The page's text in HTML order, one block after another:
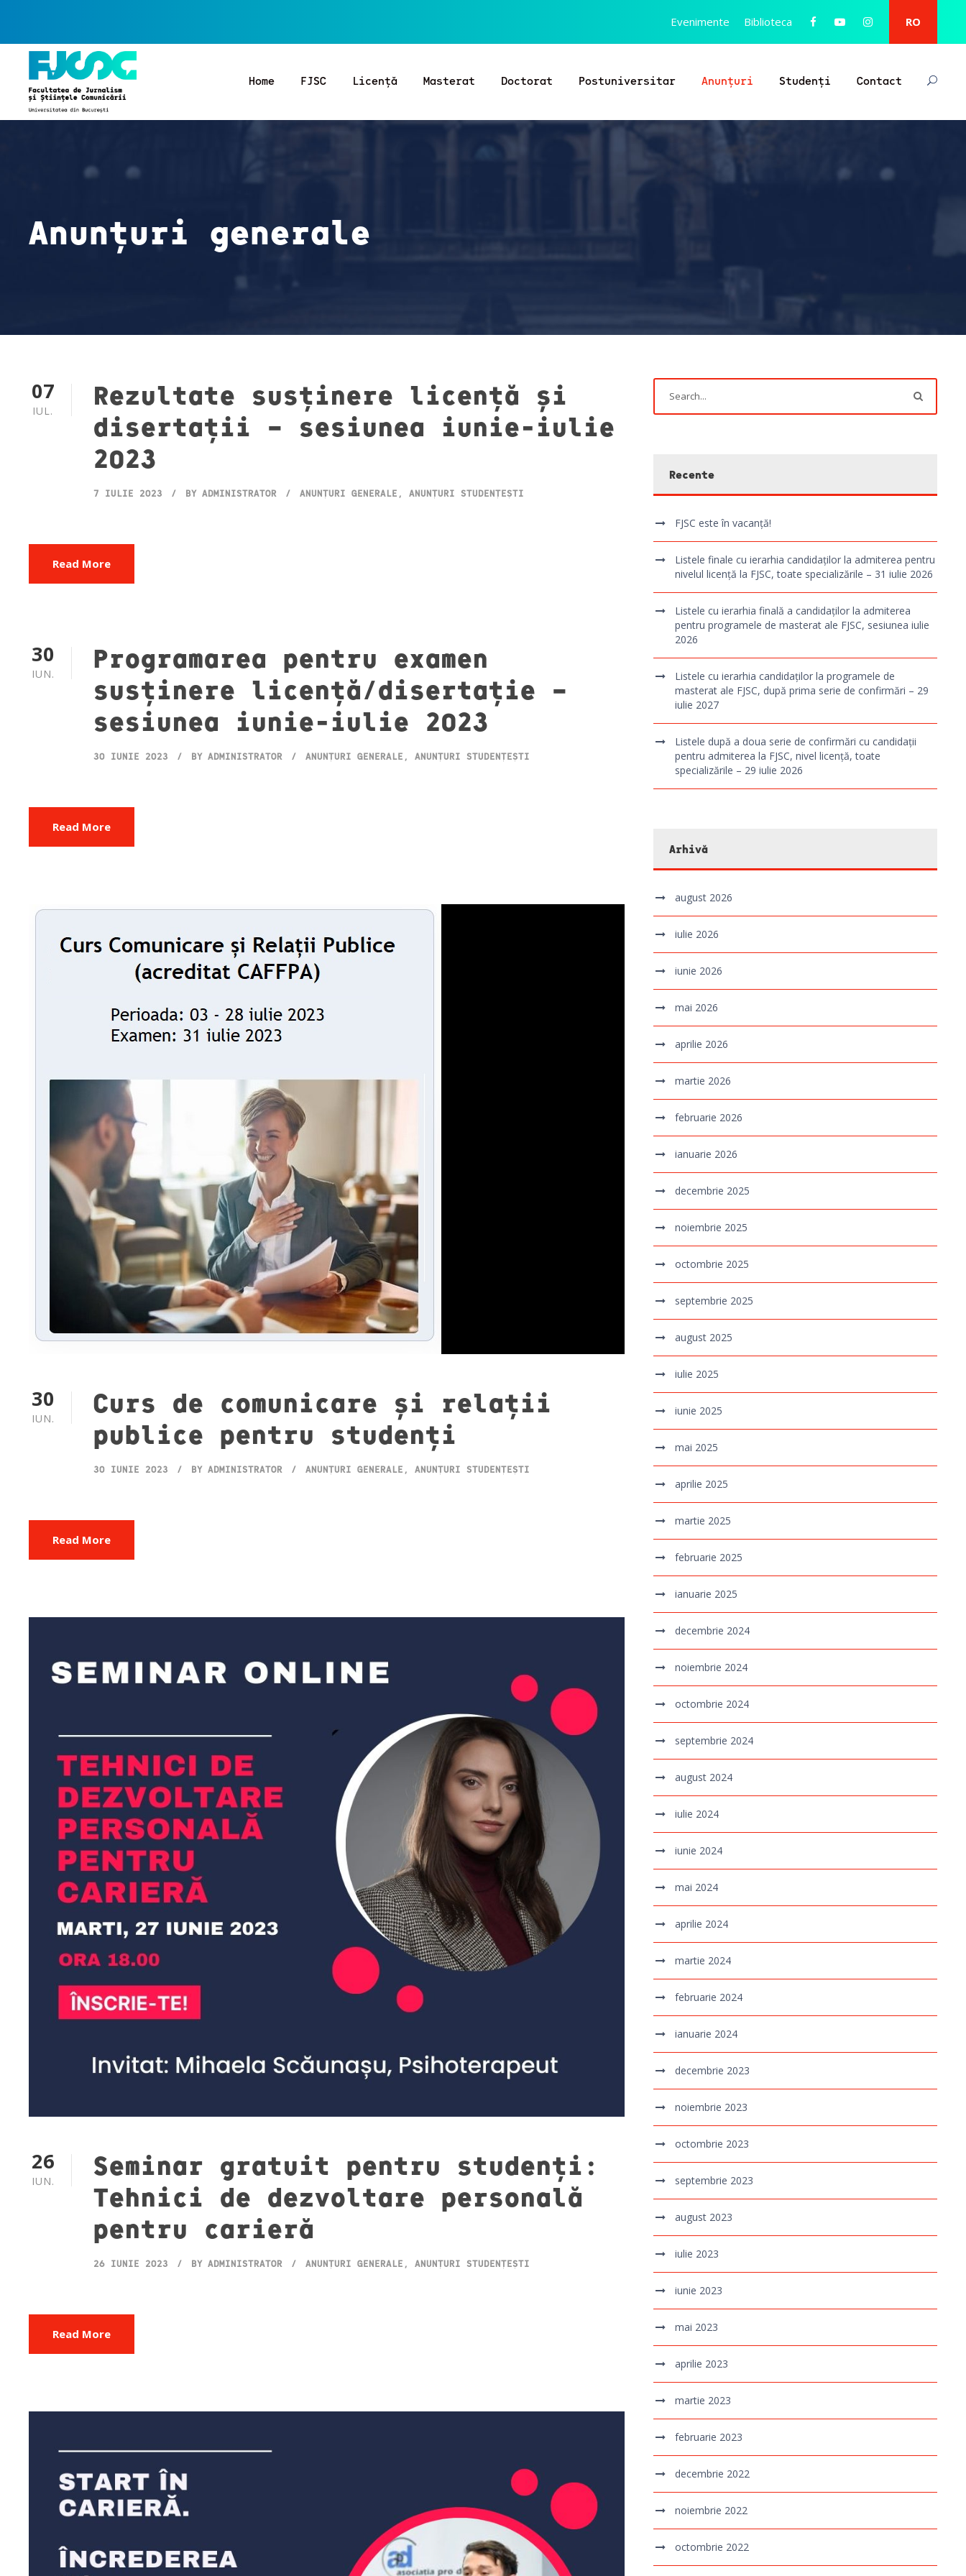
Evenimente Biblioteca RO
Home FJSC Licență Masterat Doctorat Postuniversitar Anunțuri Studenți Contact
Anunțuri generale
07
IUL.
Rezultate susținere licență și
disertații – sesiunea iunie-iulie
2023
7 IULIE 2023 BY ADMINISTRATOR ANUNȚURI GENERALE , ANUNȚURI STUDENȚEȘTI
Read More
30
IUN.
Programarea pentru examen
susținere licență/disertație –
sesiunea iunie-iulie 2023
30 IUNIE 2023 BY ADMINISTRATOR ANUNȚURI GENERALE , ANUNȚURI STUDENȚEȘTI
Read More
30
IUN.
Curs de comunicare și relații
publice pentru studenți
30 IUNIE 2023 BY ADMINISTRATOR ANUNȚURI GENERALE , ANUNȚURI STUDENȚEȘTI
Read More
26
IUN.
Seminar gratuit pentru studenți:
Tehnici de dezvoltare personală
pentru carieră
26 IUNIE 2023 BY ADMINISTRATOR ANUNȚURI GENERALE , ANUNȚURI STUDENȚEȘTI
Read More
Recente
FJSC este în vacanță!
Listele finale cu ierarhia candidaților la admiterea pentru
nivelul licență la FJSC, toate specializările – 31 iulie 2026
Listele cu ierarhia finală a candidaților la admiterea
pentru programele de masterat ale FJSC, sesiunea iulie
2026
Listele cu ierarhia candidaților la programele de
masterat ale FJSC, după prima serie de confirmări – 29
iulie 2027
Listele după a doua serie de confirmări cu candidații
pentru admiterea la FJSC, nivel licență, toate
specializările – 29 iulie 2026
Arhivă
august 2026
iulie 2026
iunie 2026
mai 2026
aprilie 2026
martie 2026
februarie 2026
ianuarie 2026
decembrie 2025
noiembrie 2025
octombrie 2025
septembrie 2025
august 2025
iulie 2025
iunie 2025
mai 2025
aprilie 2025
martie 2025
februarie 2025
ianuarie 2025
decembrie 2024
noiembrie 2024
octombrie 2024
septembrie 2024
august 2024
iulie 2024
iunie 2024
mai 2024
aprilie 2024
martie 2024
februarie 2024
ianuarie 2024
decembrie 2023
noiembrie 2023
octombrie 2023
septembrie 2023
august 2023
iulie 2023
iunie 2023
mai 2023
aprilie 2023
martie 2023
februarie 2023
decembrie 2022
noiembrie 2022
octombrie 2022